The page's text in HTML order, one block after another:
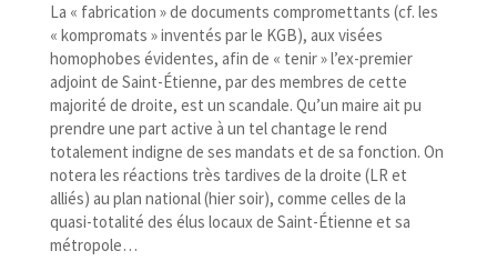
La « fabrication » de documents compromettants (cf. les
« kompromats » inventés par le KGB), aux visées
homophobes évidentes, afin de « tenir » l’ex-premier
adjoint de Saint-​Étienne, par des membres de cette
majorité de droite, est un scandale. Qu’un maire ait pu
prendre une part active à un tel chantage le rend
totalement indigne de ses mandats et de sa fonction. On
notera les réactions très tardives de la droite (LR et
alliés) au plan national (hier soir), comme celles de la
quasi-​totalité des élus locaux de Saint-​Étienne et sa
métropole…